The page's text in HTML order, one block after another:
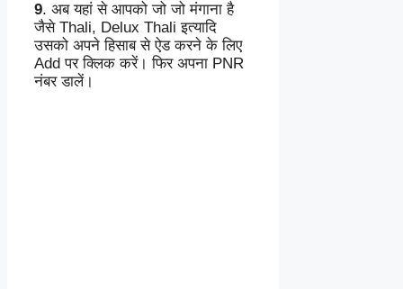
9. अब यहां से आपको जो जो मंगाना है
जैसे Thali, Delux Thali इत्यादि
उसको अपने हिसाब से ऐड करने के लिए
Add पर क्लिक करें। फिर अपना PNR
नंबर डालें।